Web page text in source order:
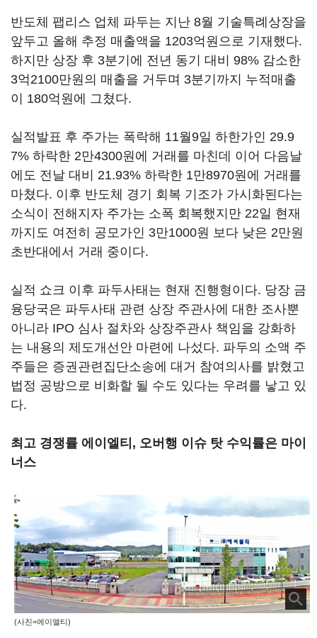
반도체 팹리스 업체 파두는 지난 8월 기술특례상장을
앞두고 올해 추정 매출액을 1203억원으로 기재했다.
하지만 상장 후 3분기에 전년 동기 대비 98% 감소한
3억2100만원의 매출을 거두며 3분기까지 누적매출
이 180억원에 그쳤다.
실적발표 후 주가는 폭락해 11월9일 하한가인 29.9
7% 하락한 2만4300원에 거래를 마친데 이어 다음날
에도 전날 대비 21.93% 하락한 1만8970원에 거래를
마쳤다. 이후 반도체 경기 회복 기조가 가시화된다는
소식이 전해지자 주가는 소폭 회복했지만 22일 현재
까지도 여전히 공모가인 3만1000원 보다 낮은 2만원
초반대에서 거래 중이다.
실적 쇼크 이후 파두사태는 현재 진행형이다. 당장 금
융당국은 파두사태 관련 상장 주관사에 대한 조사뿐
아니라 IPO 심사 절차와 상장주관사 책임을 강화하
는 내용의 제도개선안 마련에 나섰다. 파두의 소액 주
주들은 증권관련집단소송에 대거 참여의사를 밝혔고
법정 공방으로 비화할 될 수도 있다는 우려를 낳고 있
다.
최고 경쟁률 에이엘티, 오버행 이슈 탓 수익률은 마이
너스
(사진=에이앨티)